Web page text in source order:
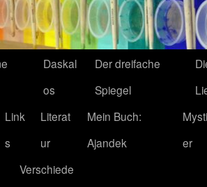
Daskal
os
Der dreifache
Spiegel
Link
s
Literat
ur
Mein Buch:
Ajandek
er
Verschiede